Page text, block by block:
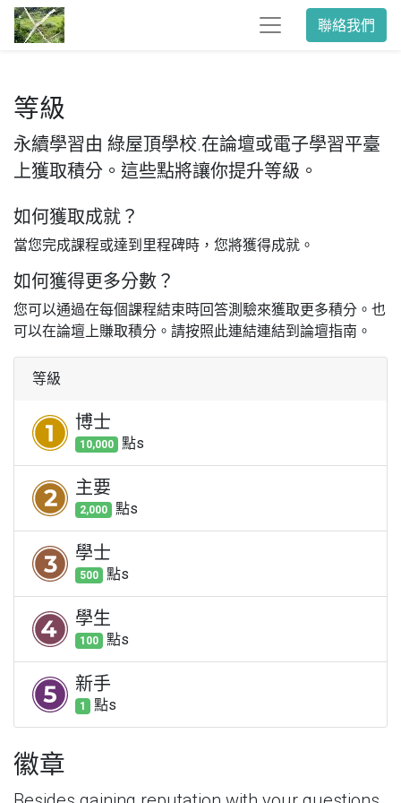
聯絡我們
等級
永續學習由 綠屋頂學校.在論壇或電子學習平臺
上獲取積分。這些點將讓你提升等級。
如何獲取成就？
當您完成課程或達到里程碑時，您將獲得成就。
如何獲得更多分數？
您可以通過在每個課程結束時回答測驗來獲取更多積分。也
可以在論壇上賺取積分。請按照此連結連結到論壇指南。
等級
博士
10,000 點s
主要
2,000 點s
學士
500 點s
學生
100 點s
新手
1 點s
徽章